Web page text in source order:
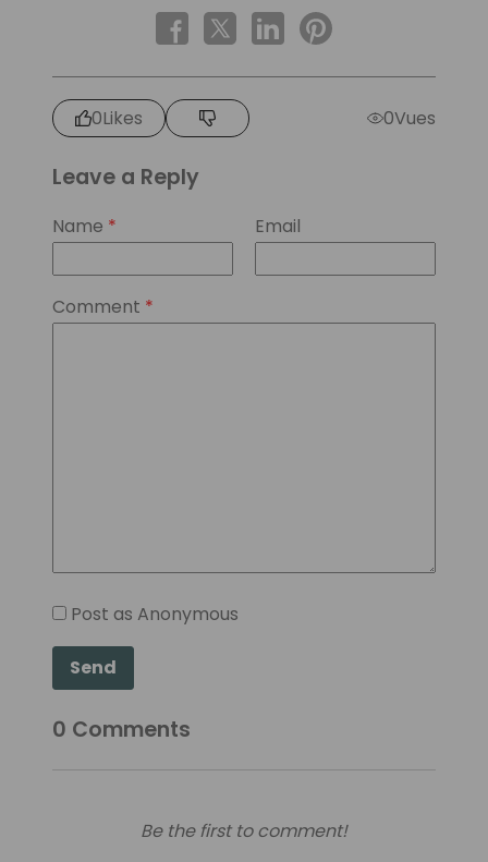
0Likes 0Vues
Leave a Reply
Name * Email
Comment *
Post as Anonymous
Send
0 Comments
Be the first to comment!